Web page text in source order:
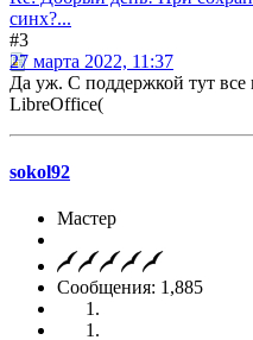
синх?...
#3
27 марта 2022, 11:37
Да уж. С поддержкой тут все
LibreOffice(
sokol92
Мастер
Сообщения: 1,885